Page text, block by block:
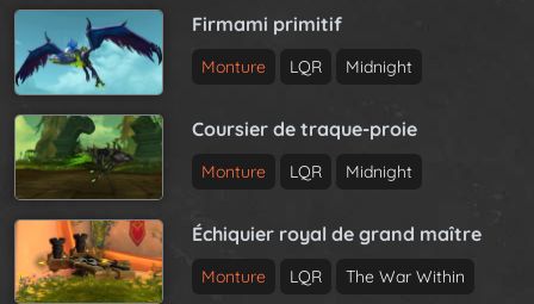
Firmami primitif
Monture LQR Midnight
Coursier de traque-proie
Monture LQR Midnight
Échiquier royal de grand maître
Monture LQR The War Within